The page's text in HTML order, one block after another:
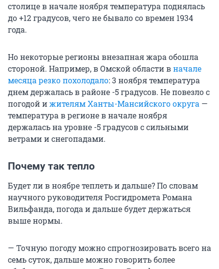
столице в начале ноября температура поднялась
до +12 градусов, чего не бывало со времен 1934
года.
Но некоторые регионы внезапная жара обошла
стороной. Например, в Омской области вначале
месяца резко похолодало: 3 ноября температура
днем держалась в районе -5 градусов. Не повезло с
погодой ижителям Ханты-Мансийского округа —
температура в регионе в начале ноября
держалась на уровне -5 градусов с сильными
ветрами и снегопадами.
Почему так тепло
Будет ли в ноябре теплеть и дальше? По словам
научного руководителя Росгидромета Романа
Вильфанда, погода и дальше будет держаться
выше нормы.
— Точную погоду можно спрогнозировать всего на
семь суток, дальше можно говорить более